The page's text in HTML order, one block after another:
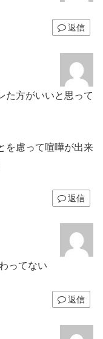
返信
た方がいいと思って
を慮って喧嘩が出来
返信
ってない
返信